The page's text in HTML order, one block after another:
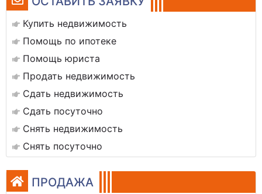
Купить недвижимость
Помощь по ипотеке
Помощь юриста
Продать недвижимость
Сдать недвижимость
Сдать посуточно
Снять недвижимость
Снять посуточно
ПРОДАЖА